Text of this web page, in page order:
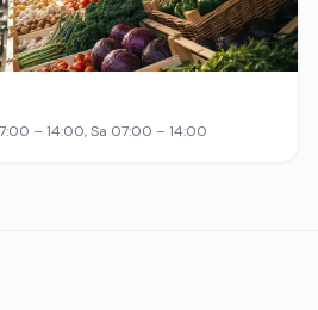
– 14:00, Sa 07:00 – 14:00